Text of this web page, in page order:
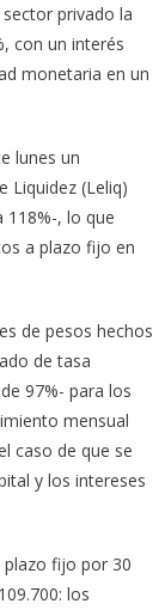
privado la
con un interés
monetaria en un
lunes un
Liquidez (Leliq)
118%-, lo que
a plazo fijo en
de pesos hechos
de tasa
97%- para los
mensual
caso de que se
y los intereses
plazo fijo por 30
los